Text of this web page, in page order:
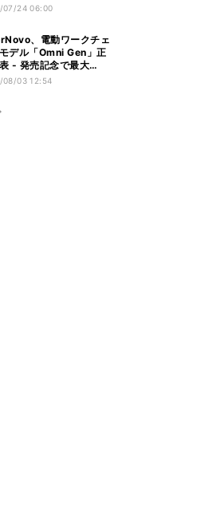
07/24 06:00
、電動ワークチェ
デル「Omni Gen」正
- 発売記念で最大
フ
08/03 12:54